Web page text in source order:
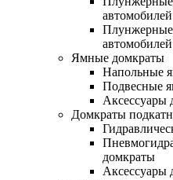
автомобилей
Плунжерные
автомобилей
Ямные домкраты
Напольные
Подвесные
Аксессуары
Домкраты
домкраты
Аксессуары